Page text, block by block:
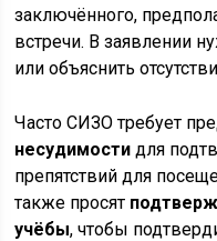
заключённого,
встречи. В заявлении
или объяснить
Часто СИЗО требует
несудимости для
препятствий для
также просят
учёбы, чтобы